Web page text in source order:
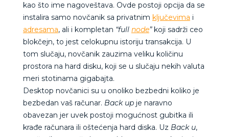
kao što ime nagoveštava. Ovde postoji opcija da se
instalira samo novčanik sa privatnim ključevima i
adresama, ali i kompletan “full node”koji sadrži ceo
blokčejn, to jest celokupnu istoriju transakcija. U
tom slučaju, novčanik zauzima veliku količinu
prostora na hard disku, koji se u slučaju nekih valuta
meri stotinama gigabajta.
Desktop novčanici su u onoliko bezbedni koliko je
bezbedan vaš računar. Back upje naravno
obavezan jer uvek postoji mogućnost gubitka ili
krađe računara ili oštećenja hard diska. Uz Back u,